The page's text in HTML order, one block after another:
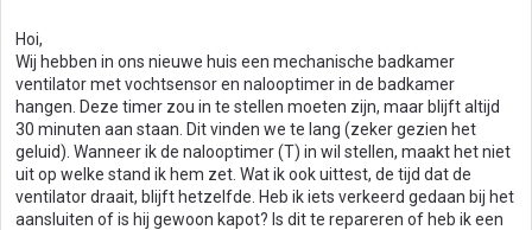
Hoi,
Wij hebben in ons nieuwe huis een mechanische badkamer
ventilator met vochtsensor en nalooptimer in de badkamer
hangen. Deze timer zou in te stellen moeten zijn, maar blijft altijd
30 minuten aan staan. Dit vinden we te lang (zeker gezien het
geluid). Wanneer ik de nalooptimer (T) in wil stellen, maakt het niet
uit op welke stand ik hem zet. Wat ik ook uittest, de tijd dat de
ventilator draait, blijft hetzelfde. Heb ik iets verkeerd gedaan bij het
aansluiten of is hij gewoon kapot? Is dit te repareren of heb ik een